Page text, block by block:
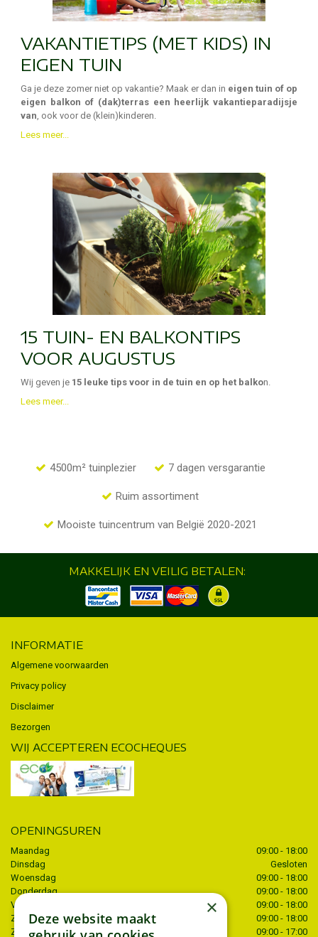
VAKANTIETIPS (MET KIDS) IN
EIGEN TUIN
Ga je deze zomer niet op vakantie? Maak er dan in eigen tuin of op
eigen balkon of (dak)terras een heerlijk vakantieparadijsje
van, ook voor de (klein)kinderen.
Lees meer...
15 TUIN- EN BALKONTIPS
VOOR AUGUSTUS
Wij geven je 15 leuke tips voor in de tuin en op het balkon.
Lees meer...
4500m² tuinplezier 7 dagen versgarantie
Ruim assortiment
Mooiste tuincentrum van België 2020-2021
MAKKELIJK EN VEILIG BETALEN:
INFORMATIE
Algemene voorwaarden
Privacy policy
Disclaimer
Bezorgen
WIJ ACCEPTEREN ECOCHEQUES
OPENINGSUREN
Maandag
09:00 - 18:00
Dinsdag
Gesloten
Woensdag
09:00 - 18:00
Donderdag
09:00 - 18:00
Vrijdag
09:00 - 18:00
Zaterdag
09:00 - 18:00
Zondag
09:00 - 17:00
×
Deze website maakt